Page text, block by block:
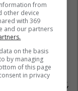
i cili
shqiptarëve,
qeverisëse
ce, është jo
shtetformimit,
from
other device
with 369
and our partners
on the basis
by managing
of this page
in privacy